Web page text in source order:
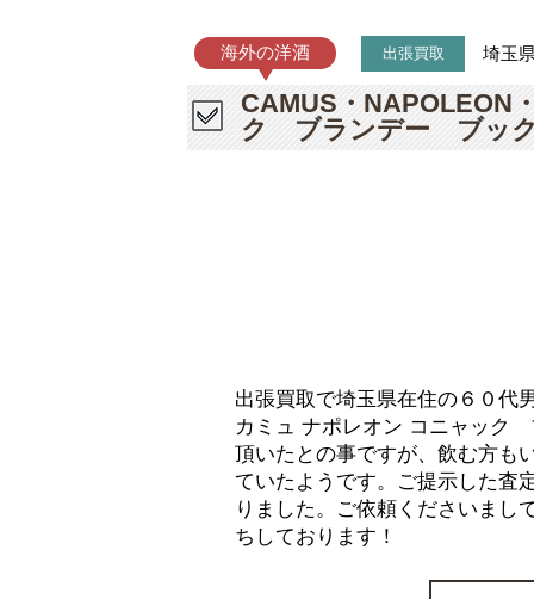
海外の洋酒 出張買取 埼玉
CAMUS・NAPOLEON
ク ブランデー ブッ
出張買取で埼玉県在住の６０代
カミュ ナポレオン コニャック
頂いたとの事ですが、飲む方も
ていたようです。ご提示した査
りました。ご依頼くださいまし
ちしております！